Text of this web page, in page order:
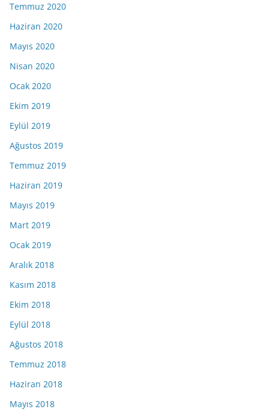
Temmuz 2020
Haziran 2020
Mayıs 2020
Nisan 2020
Ocak 2020
Ekim 2019
Eylül 2019
Ağustos 2019
Temmuz 2019
Haziran 2019
Mayıs 2019
Mart 2019
Ocak 2019
Aralık 2018
Kasım 2018
Ekim 2018
Eylül 2018
Ağustos 2018
Temmuz 2018
Haziran 2018
Mayıs 2018